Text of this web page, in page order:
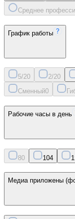
Среднее
График работы
5/20 2/20
Сменный0
Рабочие часы в день
80 104
Медиа приложены